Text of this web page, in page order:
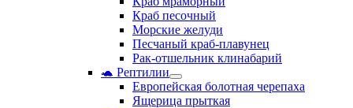
Краб песочный
Морские желуди
Песчаный краб-плавунец
Рак-отшельник клинабарий
🐢 Рептилии
Европейская болотная черепаха
Ящерица прыткая